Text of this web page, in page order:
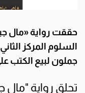
حققت رواية «مال
السلوم المركز
جملون لبيع الكتب
تحلق رواية "مال